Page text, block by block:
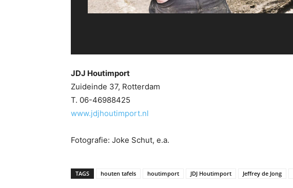
JDJ Houtimport
Zuideinde 37, Rotterdam
T. 06-46988425
www.jdjhoutimport.nl
Fotografie: Joke Schut, e.a.
TAGS houten tafels houtimport JDJ Houtimport Jeffrey de Jong